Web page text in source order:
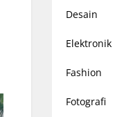
Desain
Elektronik
Fashion
Fotografi